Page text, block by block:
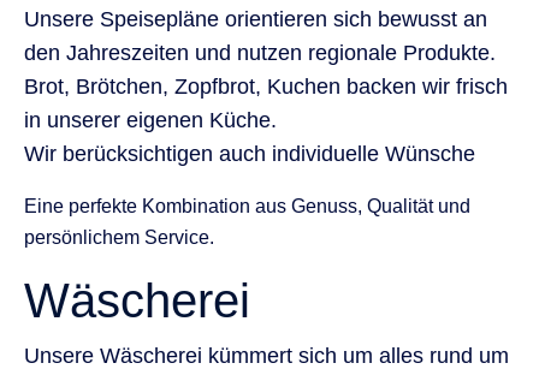
Unsere Speisepläne orientieren sich bewusst an
den Jahreszeiten und nutzen regionale Produkte.
Brot, Brötchen, Zopfbrot, Kuchen backen wir frisch
in unserer eigenen Küche.
Wir berücksichtigen auch individuelle Wünsche
Eine perfekte Kombination aus Genuss, Qualität und
persönlichem Service.
Wäscherei
Unsere Wäscherei kümmert sich um alles rund um